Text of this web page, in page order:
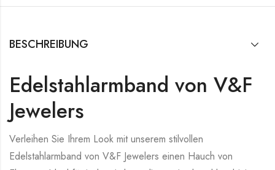
BESCHREIBUNG
Edelstahlarmband von V&F
Jewelers
Verleihen Sie Ihrem Look mit unserem stilvollen
Edelstahlarmband von V&F Jewelers einen Hauch von